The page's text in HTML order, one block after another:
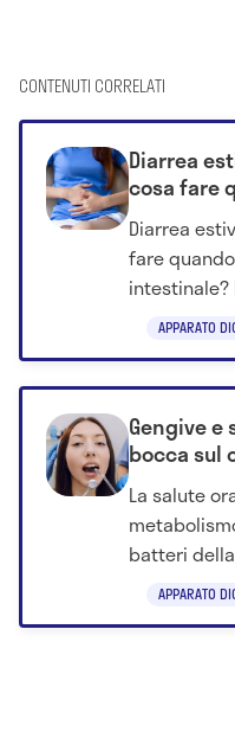
CONTENUTI CORRELATI
APPARATO
Diarrea
cosa fare
l'equilibrio
Diarrea
fare
seguire
APPARATO
Gengive e
bocca sul
La salute
batteri
gengivale.